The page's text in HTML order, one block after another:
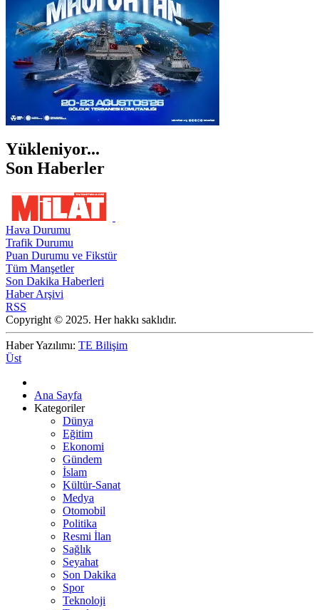
Yükleniyor...
Son Haberler
Hava Durumu
Trafik Durumu
Puan Durumu ve Fikstür
Tüm Manşetler
Son Dakika Haberleri
Haber Arşivi
RSS
Copyright © 2025. Her hakkı saklıdır.
Haber Yazılımı: TE Bilişim
Üst
Ana Sayfa
Kategoriler
Dünya
Eğitim
Ekonomi
Gündem
İslam
Kültür-Sanat
Medya
Otomobil
Politika
Resmi İlan
Sağlık
Seyahat
Son Dakika
Spor
Teknoloji